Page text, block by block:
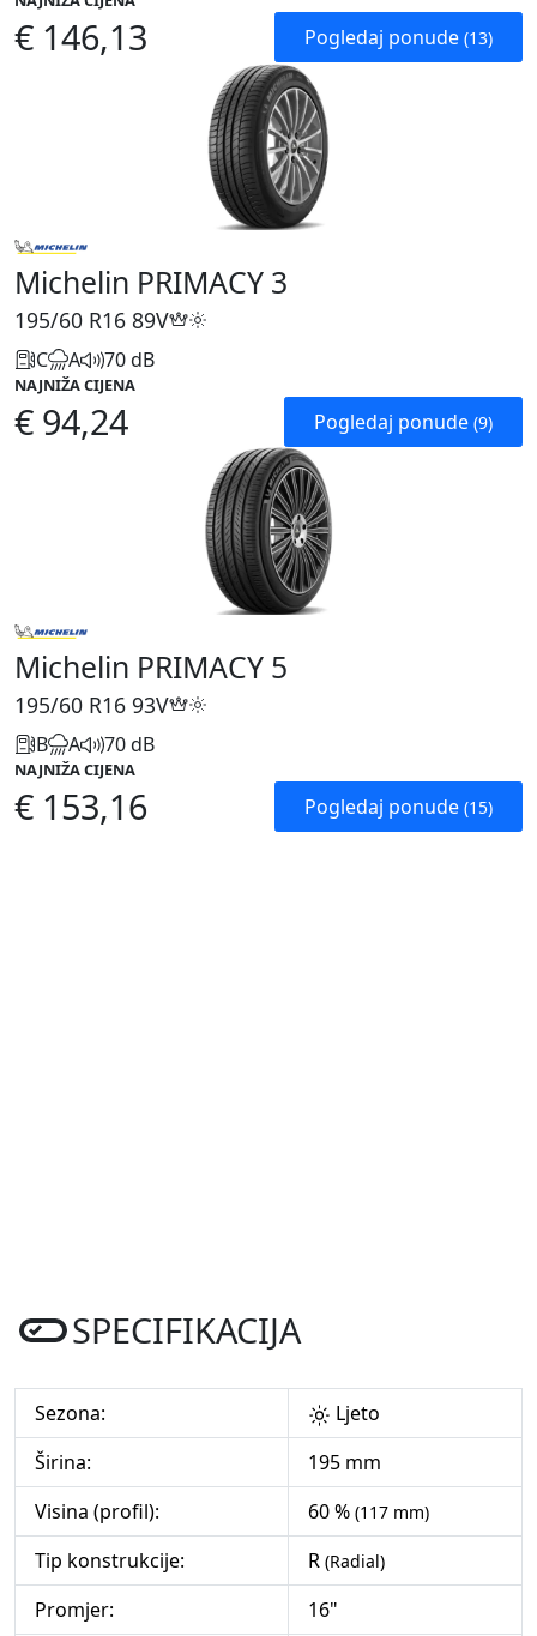
€ 146,13 Pogledaj ponude (13)
Michelin PRIMACY 3
195/60 R16 89V
C A 70 dB
NAJNIŽA CIJENA
€ 94,24 Pogledaj ponude (9)
Michelin PRIMACY 5
195/60 R16 93V
B A 70 dB
NAJNIŽA CIJENA
€ 153,16 Pogledaj ponude (15)
SPECIFIKACIJA
Sezona:
Ljeto
Širina:
195 mm
Visina (profil):
60 % (117 mm)
Tip konstrukcije: R (Radial)
Promjer:
16"